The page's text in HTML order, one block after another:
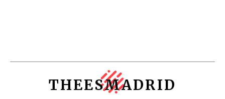
THEESMADRID